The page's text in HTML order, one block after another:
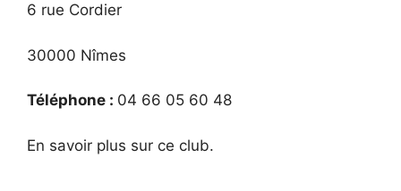
6 rue Cordier
30000 Nîmes
Téléphone : 04 66 05 60 48
En savoir plus sur ce club.